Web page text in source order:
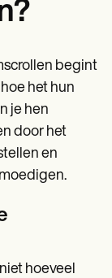
begint
het hun
je hen
door het
en
hoeveel